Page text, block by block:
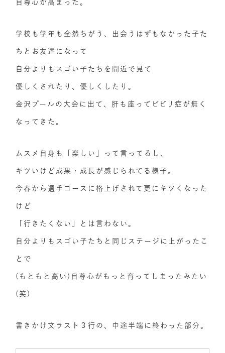
自尊心が高まった。
学校も学年も全然ちがう、出会うはずもなかった子た
ちとお友達になって
自分よりもスゴい子たちを間近で見て
優しくされたり、優しくしたり。
金沢プールの大会に出て、肝も座ってビビリ症が無く
なってきた。
ムスメ自身も「楽しい」って言ってるし、
キツいけど成果・成長が感じられてる様子。
今春から選手コースに格上げされて更にキツくなった
けど
「行きたくない」とは言わない。
自分よりもスゴい子たちと同じステージに上がったこ
とで
(もともと高い)自尊心がもっと育ってしまったみたい
(笑)
書きかけ文ラスト３行の、中途半端に終わった部分。